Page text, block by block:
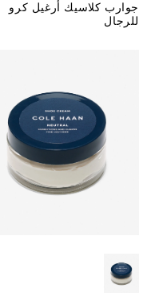
جوارب كلاسيك أرغيل كرو
للرجال